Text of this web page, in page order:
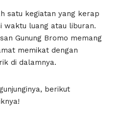
satu kegiatan yang kerap
waktu luang atau liburan.
Gunung Bromo memang
memikat dengan
di dalamnya.
berikut